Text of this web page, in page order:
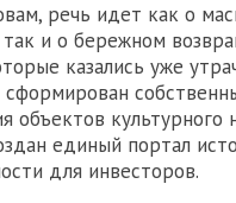
речь идет как о
так и о бережном
казались уже
сформирован
объектов культурного
единый портал
для инвесторов.